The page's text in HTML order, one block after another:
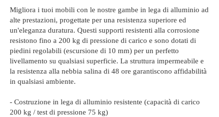
Migliora i tuoi mobili con le nostre gambe in lega di alluminio ad
alte prestazioni, progettate per una resistenza superiore ed
un'eleganza duratura. Questi supporti resistenti alla corrosione
resistono fino a 200 kg di pressione di carico e sono dotati di
piedini regolabili (escursione di 10 mm) per un perfetto
livellamento su qualsiasi superficie. La struttura impermeabile e
la resistenza alla nebbia salina di 48 ore garantiscono affidabilità
in qualsiasi ambiente.
- Costruzione in lega di alluminio resistente (capacità di carico
200 kg / test di pressione 75 kg)